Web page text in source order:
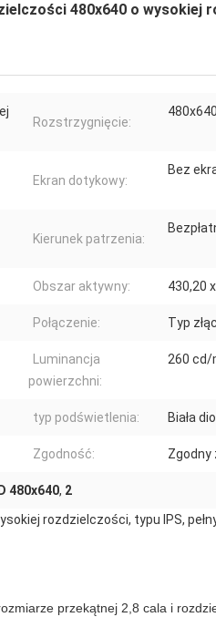
480x640 o wysokiej
Rozstrzygnięcie:
Ekran dotykowy:
Bez
Kierunek patrzenia:
Obszar aktywny: 430,20
Połączenie: Typ
Luminancja
powierzchni:
260 cd/
typ podświetlenia: Biała
Zgodność: Zgodny
480x640, 2
rozdzielczości, typu IPS,
przekątnej 2,8 cala i